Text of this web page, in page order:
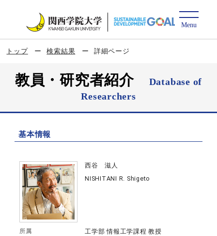
トップ 検索結果 詳細ページ
教員・研究者紹介
Database of
Researchers
基本情報
西谷 滋人
NISHITANI R. Shigeto
所属 工学部 情報工学課程 教授